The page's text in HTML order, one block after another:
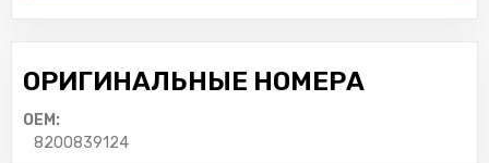
ОРИГИНАЛЬНЫЕ НОМЕРА
OEM:
8200839124